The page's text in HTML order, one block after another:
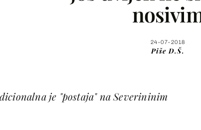
24-07-2018
Piše D.Š.
je "postaja" na Severininim